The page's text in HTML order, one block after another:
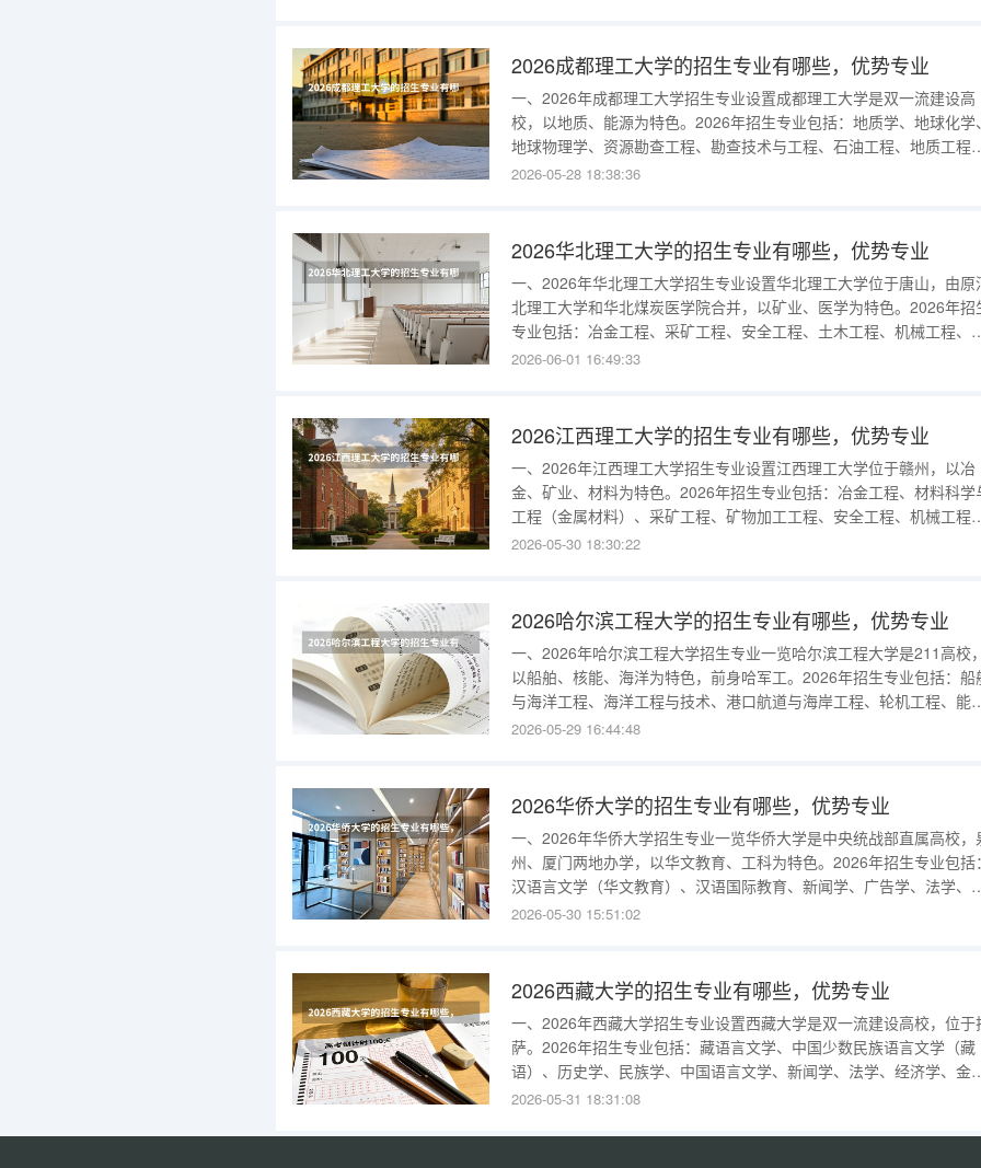
类等。2026年新增
2026成都理工大学的招生专业有哪些，优势专业
一、2026年成都理工大学招生专业设置成都理工大学是双一流建设高
校，以地质、能源为特色。2026年招生专业包括：地质学、地球化学、
地球物理学、资源勘查工程、勘查技术与工程、石油工程、地质工程
土木工程、环境工程、地下水科学与工程、测绘工程、遥感科学与技
球”“新能源科学
2026-05-28 18:38:36
2026华北理工大学的招生专业有哪些，优势专业
一、2026年华北理工大学招生专业设置华北理工大学位于唐山，由原
北理工大学和华北煤炭医学院合并，以矿业、医学为特色。2026年招
专业包括：冶金工程、采矿工程、安全工程、土木工程、机械工程、
气工程、计算机科学与技术、临床医学、口腔医学、麻醉学、医学影像
专业。
2026-06-01 16:49:33
2026江西理工大学的招生专业有哪些，优势专业
一、2026年江西理工大学招生专业设置江西理工大学位于赣州，以冶
金、矿业、材料为特色。2026年招生专业包括：冶金工程、材料科学
工程（金属材料）、采矿工程、矿物加工工程、安全工程、机械工程
电气工程、自动化、计算机科学与技术、软件工程、土木工程、化学工
西理工大
2026-05-30 18:30:22
2026哈尔滨工程大学的招生专业有哪些，优势专业
一、2026年哈尔滨工程大学招生专业一览哈尔滨工程大学是211高校，
以船舶、核能、海洋为特色，前身哈军工。2026年招生专业包括：船
与海洋工程、海洋工程与技术、港口航道与海岸工程、轮机工程、能
与动力工程、核工程与核技术、辐射防护与核安全、自动化、探测制导
理、金融学、法学、
2026-05-29 16:44:48
2026华侨大学的招生专业有哪些，优势专业
一、2026年华侨大学招生专业一览华侨大学是中央统战部直属高校，
州、厦门两地办学，以华文教育、工科为特色。2026年招生专业包括：
汉语言文学（华文教育）、汉语国际教育、新闻学、广告学、法学、
济学、金融学、会计学、工商管理、旅游管理、酒店管理、机械工程、
2026年新增“
2026-05-30 15:51:02
2026西藏大学的招生专业有哪些，优势专业
一、2026年西藏大学招生专业设置西藏大学是双一流建设高校，位于
萨。2026年招生专业包括：藏语言文学、中国少数民族语言文学（藏
语）、历史学、民族学、中国语言文学、新闻学、法学、经济学、金
学、会计学、行政管理、数学与应用数学、物理学、化学、生物科学、
音乐学、美术学、体育教育等。2026年新增“生态学”“高原医学”“数据
2026-05-31 18:31:08